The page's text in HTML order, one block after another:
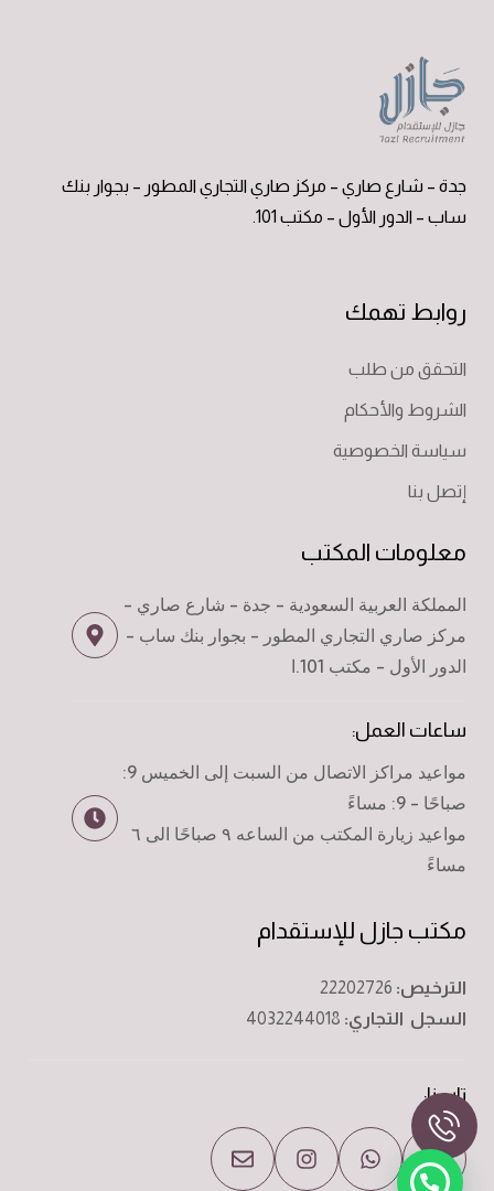
جدة – شارع صاري – مركز صاري التجاري المطور – بجوار بنك
ساب – الدور الأول – مكتب 101.
روابط تهمك
التحقق من طلب
الشروط والأحكام
سياسة الخصوصية
إتصل بنا
معلومات المكتب
المملكة العربية السعودية - جدة - شارع صاري -
مركز صاري التجاري المطور - بجوار بنك ساب -
الدور الأول - مكتب 101.ا
ساعات العمل:
مواعيد مراكز الاتصال من السبت إلى الخميس 9:
صباحًا - 9: مساءً
مواعيد زيارة المكتب من الساعه ٩ صباحًا الى ٦
مساءً
مكتب جازل للإستقدام
الترخيص: 22202726
السجل التجاري: 4032244018
تابعنا: